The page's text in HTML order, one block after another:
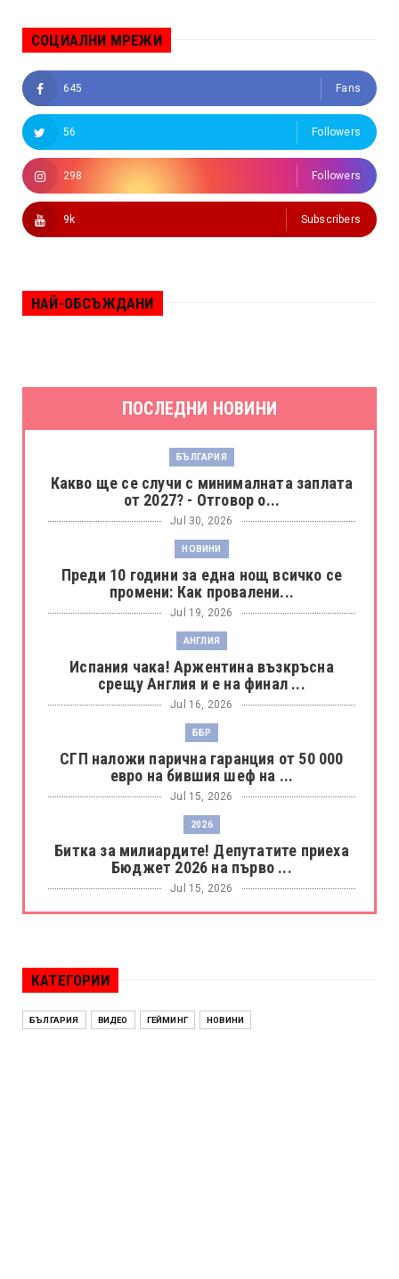
СОЦИАЛНИ МРЕЖИ
645 Fans
56 Followers
298 Followers
9k Subscribers
НАЙ-ОБСЪЖДАНИ
ПОСЛЕДНИ НОВИНИ
БЪЛГАРИЯ
Какво ще се случи с минималната заплата
от 2027? - Отговор о...
Jul 30, 2026
НОВИНИ
Преди 10 години за една нощ всичко се
промени: Как провалени...
Jul 19, 2026
АНГЛИЯ
Испания чака! Аржентина възкръсна
срещу Англия и е на финал ...
Jul 16, 2026
ББР
СГП наложи парична гаранция от 50 000
евро на бившия шеф на ...
Jul 15, 2026
2026
Битка за милиардите! Депутатите приеха
Бюджет 2026 на първо ...
Jul 15, 2026
БОРАЦ
Без милост! Испания пречупи Франция и е
КАТЕГОРИИ
БЪЛГАРИЯ ВИДЕО ГЕЙМИНГ НОВИНИ